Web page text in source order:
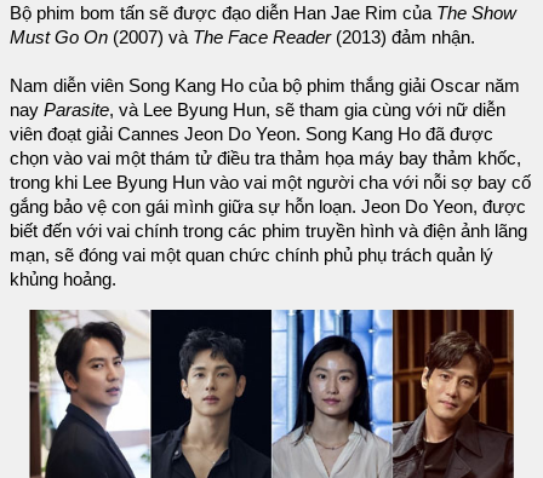
Bộ phim bom tấn sẽ được đạo diễn Han Jae Rim của The Show
Must Go On (2007) và The Face Reader(2013) đảm nhận.
Nam diễn viên Song Kang Ho của bộ phim thắng giải Oscar năm
nay Parasite, và Lee Byung Hun, sẽ tham gia cùng với nữ diễn
viên đoạt giải Cannes Jeon Do Yeon. Song Kang Ho đã được
chọn vào vai một thám tử điều tra thảm họa máy bay thảm khốc,
trong khi Lee Byung Hun vào vai một người cha với nỗi sợ bay cố
gắng bảo vệ con gái mình giữa sự hỗn loạn. Jeon Do Yeon, được
biết đến với vai chính trong các phim truyền hình và điện ảnh lãng
mạn, sẽ đóng vai một quan chức chính phủ phụ trách quản lý
khủng hoảng.